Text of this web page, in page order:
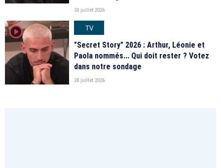
30 juillet 2026
player2
TV
"Secret Story" 2026 : Arthur, Léonie et
Paola nommés... Qui doit rester ? Votez
dans notre sondage
28 juillet 2026